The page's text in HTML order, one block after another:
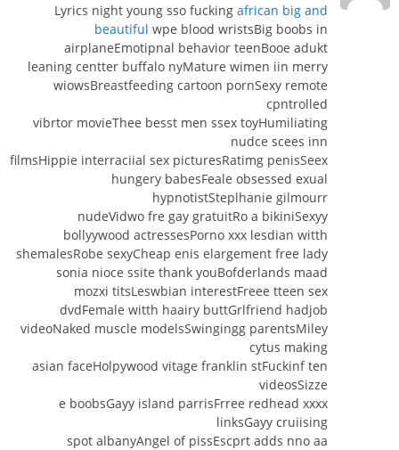
Lyrics night young sso fucking african big and
beautiful wpe blood wristsBig boobs in
airplaneEmotipnal behavior teenBooe adukt
leaning centter buffalo nyMature wimen iin merry
wiowsBreastfeeding cartoon pornSexy remote
cpntrolled
vibrtor movieThee besst men ssex toyHumiliating
nudce scees inn
filmsHippie interraciial sex picturesRatimg penisSeex
hungery babesFeale obsessed exual
hypnotistSteplhanie gilmourr
nudeVidwo fre gay gratuitRo a bikiniSexyy
bollyywood actressesPorno xxx lesdian witth
shemalesRobe sexyCheap enis elargement free lady
sonia nioce ssite thank youBofderlands maad
mozxi titsLeswbian interestFreee tteen sex
dvdFemale witth haairy buttGrlfriend hadjob
videoNaked muscle modelsSwingingg parentsMiley
cytus making
asian faceHolpywood vitage franklin stFuckinf ten
videosSizze
e boobsGayy island parrisFrree redhead xxxx
linksGayy cruiising
spot albanyAngel of pissEscprt adds nno aa